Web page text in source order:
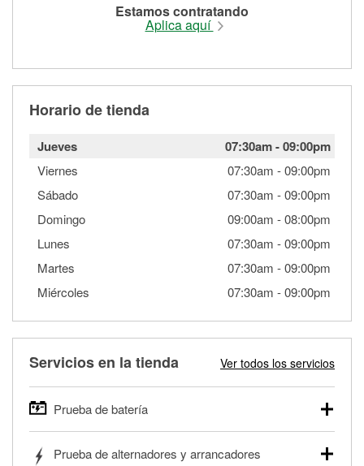
Estamos contratando
Aplica aquí
Horario de tienda
Jueves 07:30am-09:00pm
Viernes 07:30am -09:00pm
Sábado
07:30am -09:00pm
Domingo
09:00am -08:00pm
Lunes
07:30am -09:00pm
Martes
07:30am -09:00pm
Miércoles
07:30am -09:00pm
Servicios en la tienda Ver todos los servicios
Prueba de batería
autos, camionetas, SUVs, vehículos comerciales y
Prueba de alternadores y arrancadores